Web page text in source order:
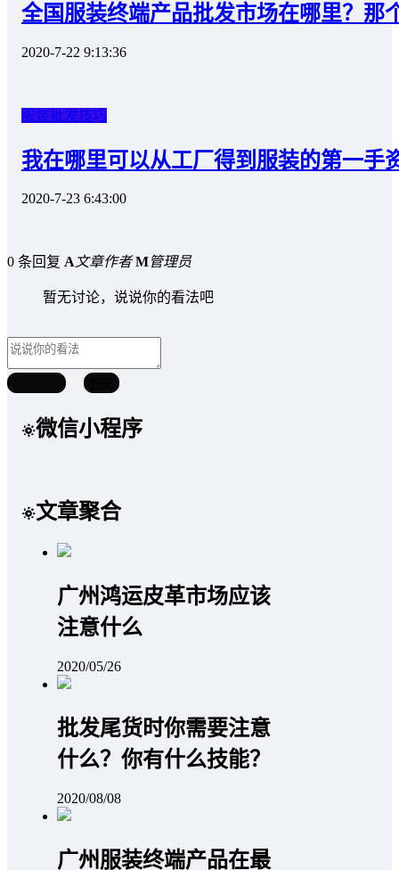
全国服装终端产品批发市场在哪里？那
2020-7-22 9:13:36
服装批发技巧
我在哪里可以从工厂得到服装的第一手
2020-7-23 6:43:00
0 条回复 A文章作者 M管理员
暂无讨论，说说你的看法吧
微信小程序
文章聚合
广州鸿运皮革市场应该
注意什么
2020/05/26
批发尾货时你需要注意
什么？你有什么技能？
2020/08/08
广州服装终端产品在最